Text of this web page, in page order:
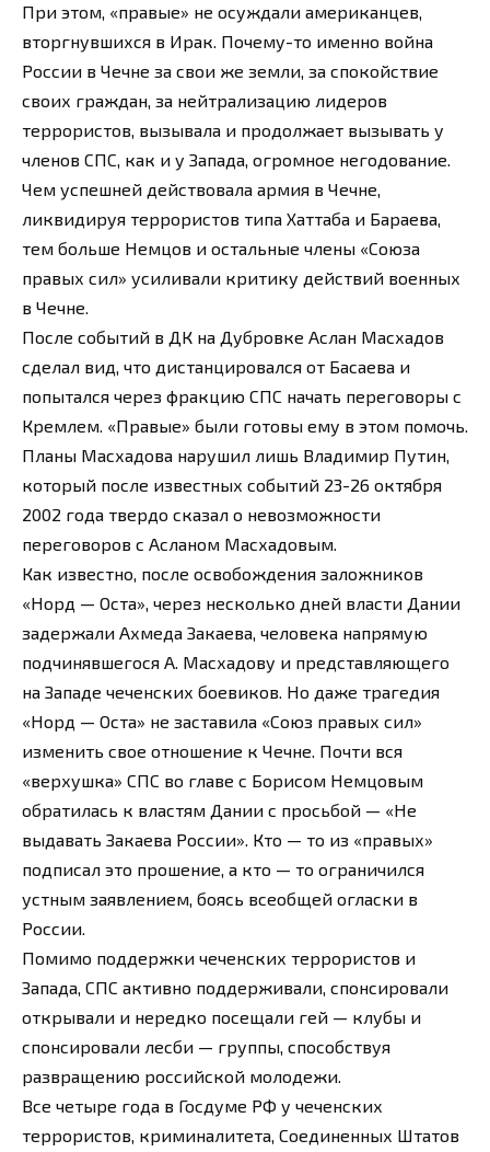
При этом, «правые» не осуждали американцев,
вторгнувшихся в Ирак. Почему-то именно война
России в Чечне за свои же земли, за спокойствие
своих граждан, за нейтрализацию лидеров
террористов, вызывала и продолжает вызывать у
членов СПС, как и у Запада, огромное негодование.
Чем успешней действовала армия в Чечне,
ликвидируя террористов типа Хаттаба и Бараева,
тем больше Немцов и остальные члены «Союза
правых сил» усиливали критику действий военных
в Чечне.
После событий в ДК на Дубровке Аслан Масхадов
сделал вид, что дистанцировался от Басаева и
попытался через фракцию СПС начать переговоры с
Кремлем. «Правые» были готовы ему в этом помочь.
Планы Масхадова нарушил лишь Владимир Путин,
который после известных событий 23-26 октября
2002 года твердо сказал о невозможности
переговоров с Асланом Масхадовым.
Как известно, после освобождения заложников
«Норд — Оста», через несколько дней власти Дании
задержали Ахмеда Закаева, человека напрямую
подчинявшегося А. Масхадову и представляющего
на Западе чеченских боевиков. Но даже трагедия
«Норд — Оста» не заставила «Союз правых сил»
изменить свое отношение к Чечне. Почти вся
«верхушка» СПС во главе с Борисом Немцовым
обратилась к властям Дании с просьбой — «Не
выдавать Закаева России». Кто — то из «правых»
подписал это прошение, а кто — то ограничился
устным заявлением, боясь всеобщей огласки в
России.
Помимо поддержки чеченских террористов и
Запада, СПС активно поддерживали, спонсировали
открывали и нередко посещали гей — клубы и
спонсировали лесби — группы, способствуя
развращению российской молодежи.
Все четыре года в Госдуме РФ у чеченских
террористов, криминалитета, Соединенных Штатов